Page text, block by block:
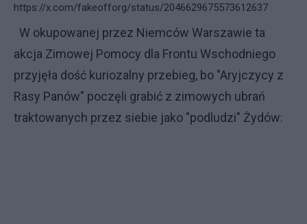
https://x.com/fakeofforg/status/2046629675573612637
W okupowanej przez Niemców Warszawie ta
akcja Zimowej Pomocy dla Frontu Wschodniego
przyjęła dość kuriozalny przebieg, bo "Aryjczycy z
Rasy Panów" poczęli grabić z zimowych ubrań
traktowanych przez siebie jako "podludzi" Żydów: